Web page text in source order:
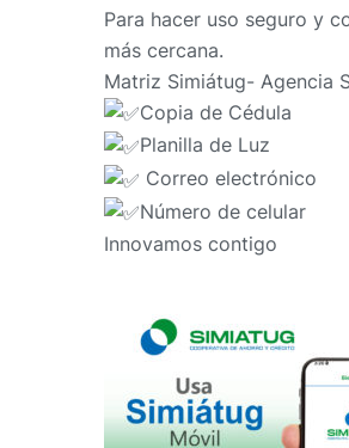
Para hacer uso seguro y
más cercana.
Matriz Simiátug- Agencia
Copia de Cédula
Planilla de Luz
Correo electrónico
Número de celular
Innovamos contigo